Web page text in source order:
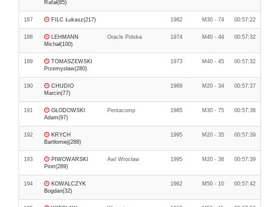
Rafał(85)
187 FILC Łukasz(217) 1982 M30 - 74 00:57:22
188
LEHMANN
Michał(100)
Oracle Polska 1974 M40 - 44 00:57:32
189
TOMASZEWSKI
Przemysław(280)
1973 M40 - 45 00:57:32
190
CHUDIO
Marcin(77)
1989 M20 - 34 00:57:37
191
GŁODOWSKI
Adam(97)
Pentacomp 1985 M30 - 75 00:57:38
192
KRYCH
Bartłomiej(288)
1995 M20 - 35 00:57:39
193
PIWOWARSKI
Piotr(289)
Awl Wrocław 1995 M20 - 36 00:57:39
194
KOWALCZYK
Bogdan(32)
1962 M50 - 10 00:57:42